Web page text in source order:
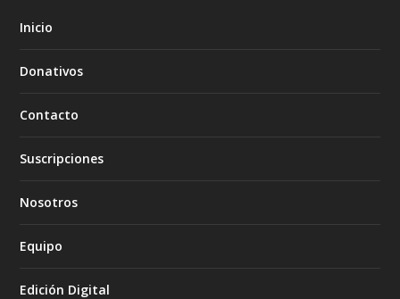
Inicio
Donativos
Contacto
Suscripciones
Nosotros
Equipo
Edición Digital